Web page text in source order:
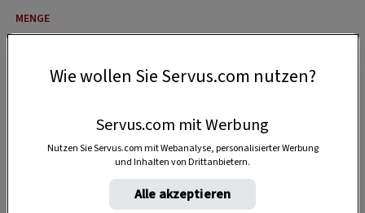
4 Portionen
Wie wollen Sie Servus.com nutzen?
Servus.com mit Werbung
Nutzen Sie Servus.com mit Webanalyse, personalisierter Werbung
und Inhalten von Drittanbietern.
Alle akzeptieren